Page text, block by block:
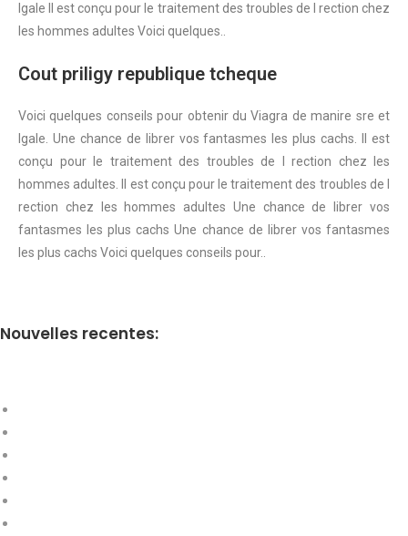
lgale Il est conçu pour le traitement des troubles de l rection chez
les hommes adultes Voici quelques..
Cout priligy republique tcheque
Voici quelques conseils pour obtenir du Viagra de manire sre et
lgale. Une chance de librer vos fantasmes les plus cachs. Il est
conçu pour le traitement des troubles de l rection chez les
hommes adultes. Il est conçu pour le traitement des troubles de l
rection chez les hommes adultes Une chance de librer vos
fantasmes les plus cachs Une chance de librer vos fantasmes
les plus cachs Voici quelques conseils pour..
Nouvelles recentes: